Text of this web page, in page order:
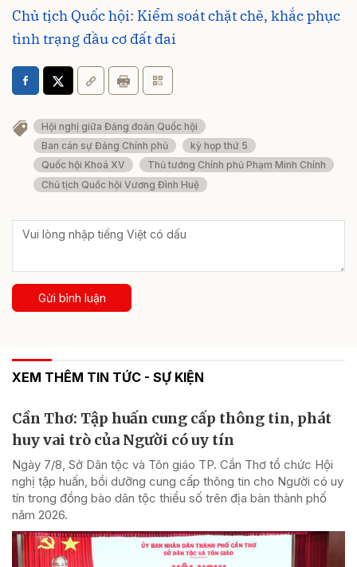
Chủ tịch Quốc hội: Kiểm soát chặt chẽ, khắc phục
tình trạng đầu cơ đất đai
Hội nghị giữa Đảng đoàn Quốc hội
Ban cán sự Đảng Chính phủ
kỳ họp thứ 5
Quốc hội Khoá XV
Thủ tướng Chính phủ Phạm Minh Chính
Chủ tịch Quốc hội Vương Đình Huệ
Gửi bình luận
XEM THÊM TIN TỨC - SỰ KIỆN
Cần Thơ: Tập huấn cung cấp thông tin, phát
huy vai trò của Người có uy tín
Ngày 7/8, Sở Dân tộc và Tôn giáo TP. Cần Thơ tổ chức Hội
nghị tập huấn, bồi dưỡng cung cấp thông tin cho Người có uy
tín trong đồng bào dân tộc thiểu số trên địa bàn thành phố
năm 2026.